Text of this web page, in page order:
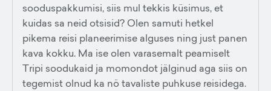
sooduspakkumisi, siis mul tekkis küsimus, et
kuidas sa neid otsisid? Olen samuti hetkel
pikema reisi planeerimise alguses ning just panen
kava kokku. Ma ise olen varasemalt peamiselt
Tripi soodukaid ja momondot jälginud aga siis on
tegemist olnud ka nö tavaliste puhkuse reisidega.